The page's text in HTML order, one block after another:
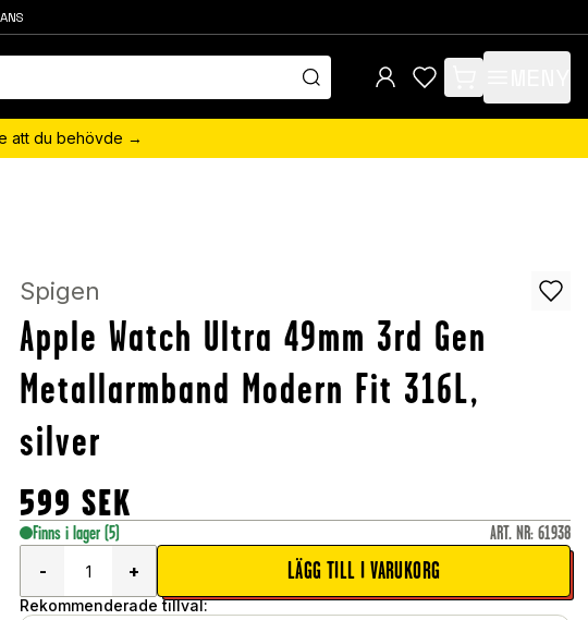
items in cart, view
att du behövde →
Spigen
Apple Watch Ultra 49mm 3rd Gen
Metallarmband Modern Fit 316L,
silver
599 SEK
Finns i lager (5) ART. NR: 61938
-
+ LÄGG TILL I VARUKORG
Rekommenderade tillval: